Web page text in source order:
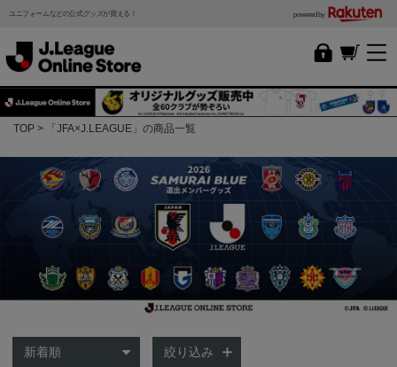
ユニフォームなどの公式グッズが買える！ powered by
TOP 「JFA×J.LEAGUE」の商品一覧
絞り込み